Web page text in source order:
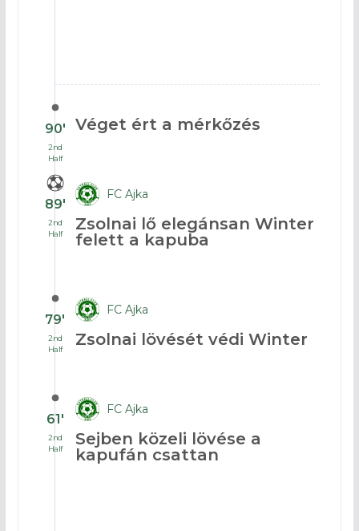
90′
2nd
Half
Véget ért a mérkőzés
89′
2nd
Half
FC Ajka
Zsolnai lő elegánsan Winter
felett a kapuba
79′
2nd
Half
FC Ajka
Zsolnai lövését védi Winter
61′
2nd
Half
FC Ajka
Sejben közeli lövése a
kapufán csattan